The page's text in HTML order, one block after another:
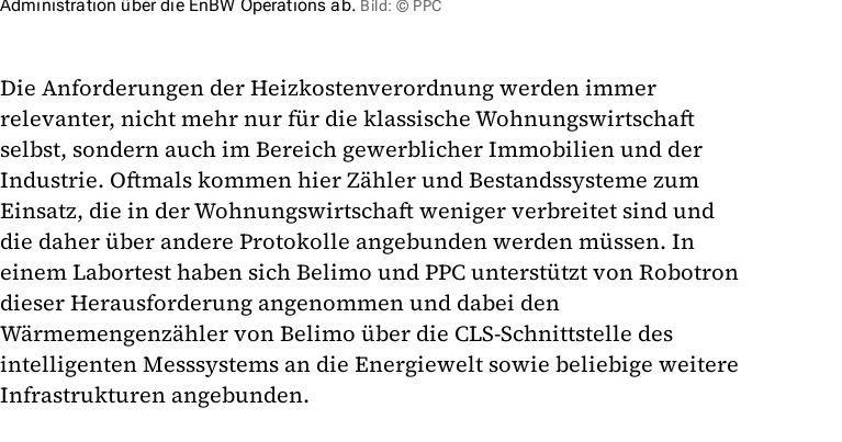
Administration über die EnBW Operations ab. Bild: © PPC
Die Anforderungen der Heizkostenverordnung werden immer
relevanter, nicht mehr nur für die klassische Wohnungswirtschaft
selbst, sondern auch im Bereich gewerblicher Immobilien und der
Industrie. Oftmals kommen hier Zähler und Bestandssysteme zum
Einsatz, die in der Wohnungswirtschaft weniger verbreitet sind und
die daher über andere Protokolle angebunden werden müssen. In
einem Labortest haben sich Belimo und PPC unterstützt von Robotron
dieser Herausforderung angenommen und dabei den
Wärmemengenzähler von Belimo über die CLS-Schnittstelle des
intelligenten Messsystems an die Energiewelt sowie beliebige weitere
Infrastrukturen angebunden.